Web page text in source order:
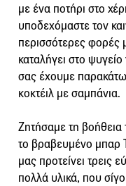
με ένα ποτήρι στο
υποδεχόμαστε τον
περισσότερες φορές
καταλήγει στο
σας έχουμε παρακάτω
κοκτέιλ με σαμπάνια.
Ζητήσαμε τη
το βραβευμένο μπαρ
μας προτείνει τρεις
πολλά υλικά, που